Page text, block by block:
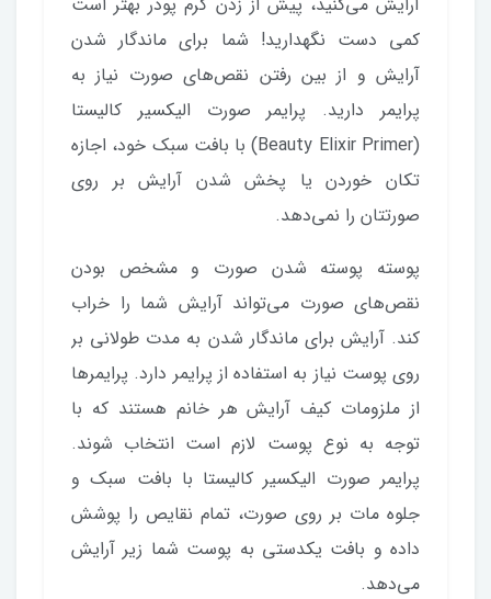
کمی دست نگهدارید! شما برای ماندگار شدن
آرایش و از بین رفتن نقص‌های صورت نیاز به
پرایمر دارید. پرایمر صورت الیکسیر کالیستا
(Beauty Elixir Primer) با بافت سبک خود، اجازه
تکان خوردن یا پخش شدن آرایش بر روی
صورتتان را نمی‌دهد.
پوسته پوسته شدن صورت و مشخص بودن
نقص‌های صورت می‌تواند آرایش شما را خراب
کند. آرایش برای ماندگار شدن به مدت طولانی بر
روی پوست نیاز به استفاده از پرایمر دارد. پرایمرها
از ملزومات کیف آرایش هر خانم هستند که با
توجه به نوع پوست لازم است انتخاب شوند.
پرایمر صورت الیکسیر کالیستا با بافت سبک و
جلوه مات بر روی صورت، تمام نقایص را پوشش
داده و بافت یکدستی به پوست شما زیر آرایش
می‌دهد.